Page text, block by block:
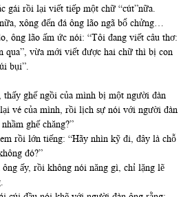
gái rồi lại viết tiếp một chữ “cút”nữa.
xông đến đá ông lão ngã bổ chửng…
ông lão ấm ức nói: “Tôi đang viết câu thơ:
qua”, vừa mới viết được hai chữ thì bị con
bụi”.
thấy ghế ngồi của mình bị một người đàn
vé của mình, rồi lịch sự nói với người đàn
ghế chăng?”
rồi lớn tiếng: “Hãy nhìn kỹ đi, đây là chỗ
đó?”
ấy, rồi không nói năng gì, chỉ lặng lẽ